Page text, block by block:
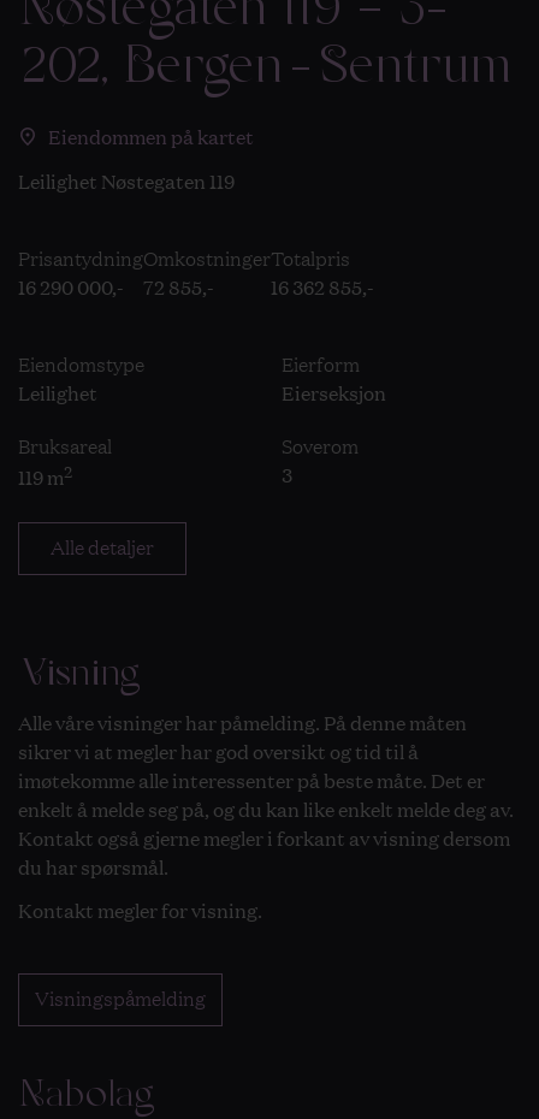
Nøstegaten 119 – 3-
202, Bergen-Sentrum
Eiendommen på kartet
Leilighet Nøstegaten 119
Prisantydning
16 290 000,-
Omkostninger
72 855,-
Totalpris
16 362 855,-
Eiendomstype
Leilighet
Eierform
Eierseksjon
Bruksareal
119 m2
Soverom
3
Alle detaljer
Visning
Alle våre visninger har påmelding. På denne måten
sikrer vi at megler har god oversikt og tid til å
imøtekomme alle interessenter på beste måte. Det er
enkelt å melde seg på, og du kan like enkelt melde deg av.
Kontakt også gjerne megler i forkant av visning dersom
du har spørsmål.
Kontakt megler for visning.
Visningspåmelding
Nabolag